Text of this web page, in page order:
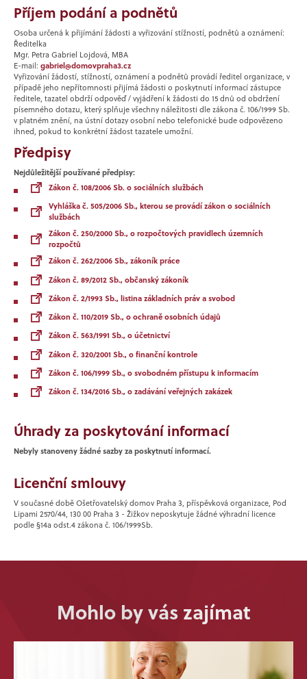
Příjem podání a podnětů
Osoba určená k přijímání žádosti a vyřizování stížností, podnětů a oznámení:
Ředitelka
Mgr. Petra Gabriel Lojdová, MBA
E-mail: gabriel@domovpraha3.cz
Vyřizování žádostí, stížností, oznámení a podnětů provádí ředitel organizace, v
případě jeho nepřítomnosti přijímá žádosti o poskytnutí informací zástupce
ředitele, tazatel obdrží odpověď / vyjádření k žádosti do 15 dnů od obdržení
písemného dotazu, který splňuje všechny náležitosti dle zákona č. 106/1999 Sb.
v platném znění, na ústní dotazy osobní nebo telefonické bude odpovězeno
ihned, pokud to konkrétní žádost tazatele umožní.
Předpisy
Nejdůležitější používané předpisy:
Zákon č. 108/2006 Sb. o sociálních službách
Vyhláška č. 505/2006 Sb., kterou se provádí zákon o sociálních
službách
Zákon č. 250/2000 Sb., o rozpočtových pravidlech územních
rozpočtů
Zákon č. 262/2006 Sb., zákoník práce
Zákon č. 89/2012 Sb., občanský zákoník
Zákon č. 2/1993 Sb., listina základních práv a svobod
Zákon č. 110/2019 Sb., o ochraně osobních údajů
Zákon č. 563/1991 Sb., o účetnictví
Zákon č. 320/2001 Sb., o finanční kontrole
Zákon č. 106/1999 Sb., o svobodném přístupu k informacím
Zákon č. 134/2016 Sb., o zadávání veřejných zakázek
Úhrady za poskytování informací
Nebyly stanoveny žádné sazby za poskytnutí informací.
Licenční smlouvy
V současné době Ošetřovatelský domov Praha 3, příspěvková organizace, Pod
Lipami 2570/44, 130 00 Praha 3 - Žižkov neposkytuje žádné výhradní licence
podle §14a odst.4 zákona č. 106/1999Sb.
Mohlo by vás zajímat